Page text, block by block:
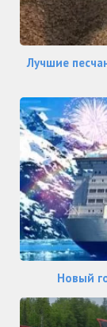
Лучшие
Новый